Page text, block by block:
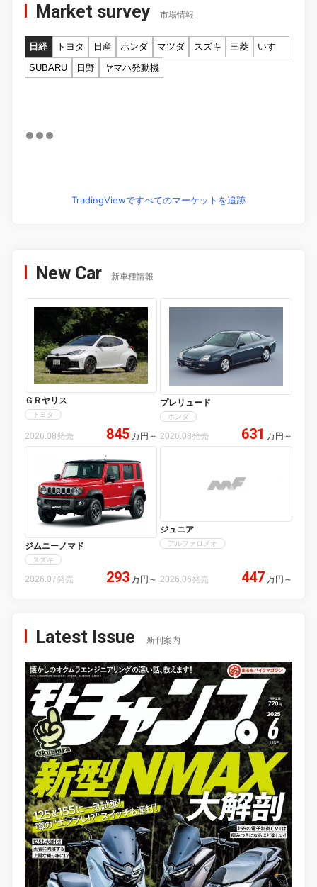
Market survey 市場情報
日経 トヨタ 日産 ホンダ マツダ スズキ 三菱
いすゞ
SUBARU
日野 ヤマハ発動機
TradingViewですべてのマーケットを追跡
New Car 新車種情報
ＧＲヤリス
トヨタ
2026.08発売 845 万円 ～
プレリュード
ホンダ
2026.08発売 631 万円 ～
ジムニーノマド
スズキ
2026.07発売 293 万円 ～
ジュニア
アルファロメオ
2026.06発売 447 万円 ～
Latest Issue 新刊案内